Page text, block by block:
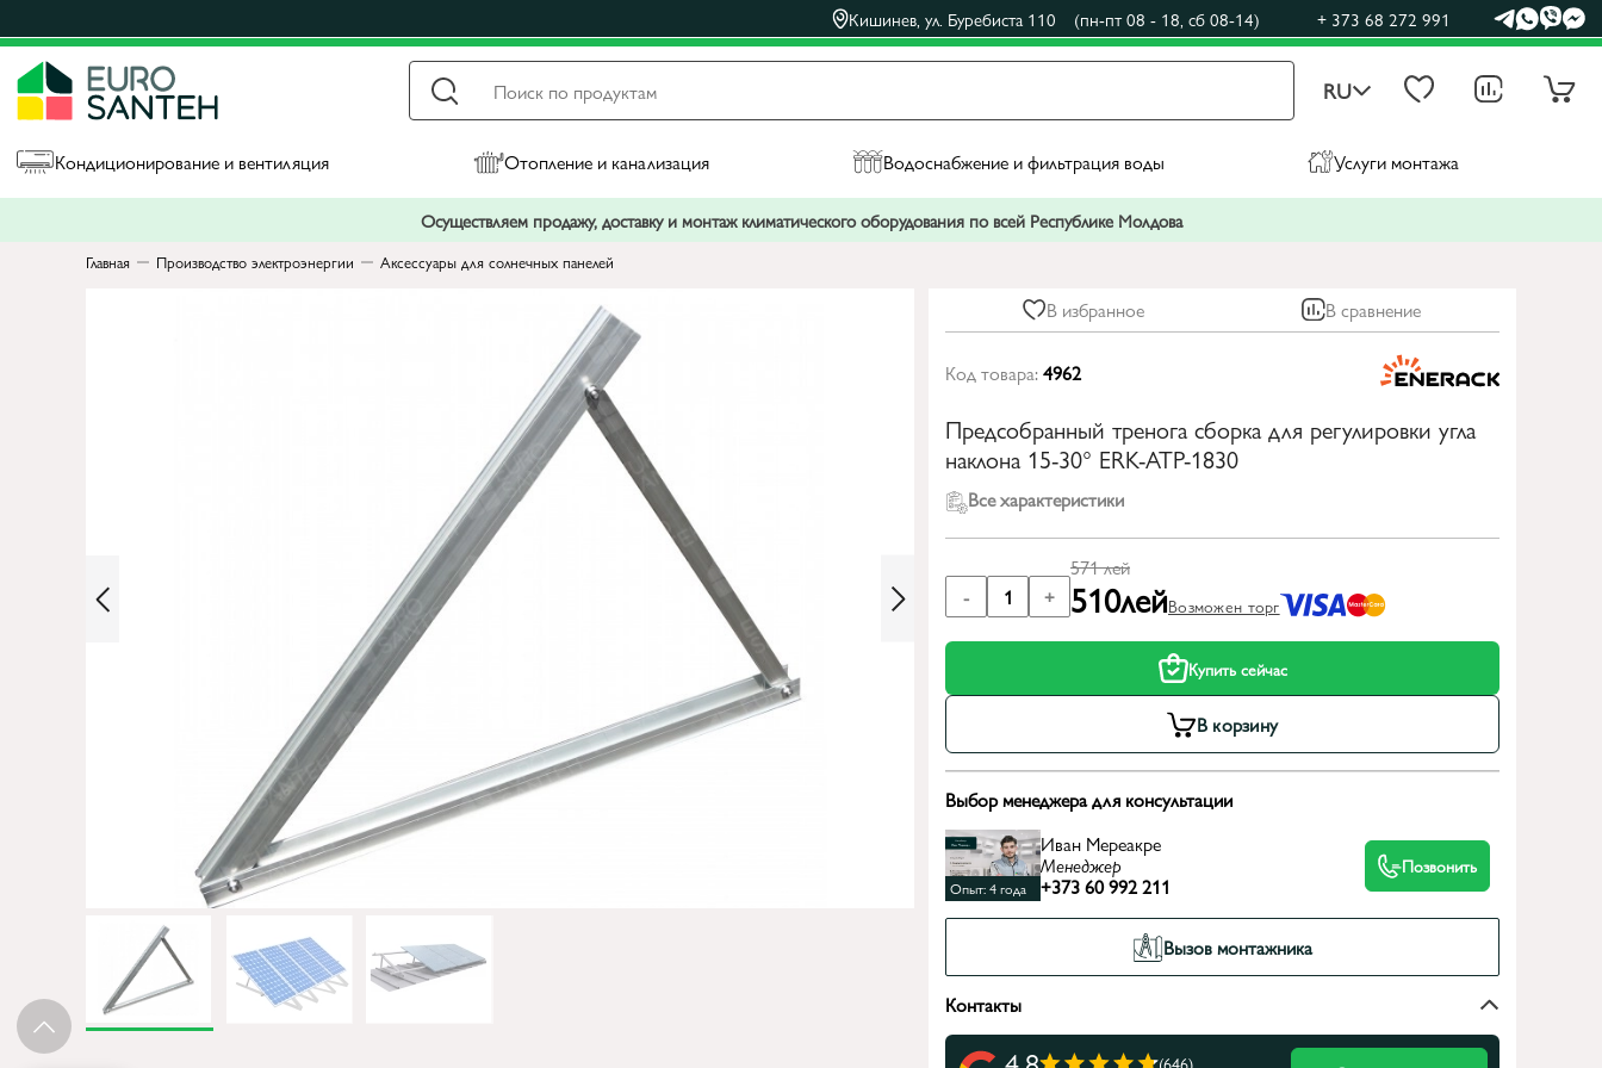
Кишинев, ул. Буребиста 110 (пн-пт 08 - 18, сб 08-14) + 373 68 272 991
RU
Кондиционирование и вентиляция Отопление и канализация Водоснабжение и фильтрация воды Услуги монтажа
Осуществляем продажу, доставку и монтаж климатического оборудования по всей Республике Молдова
Главная Производство электроэнергии Аксессуары для солнечных панелей
В избранное В сравнение
Код товара:4962
Предсобранный тренога сборка для регулировки угла
наклона 15-30° ERK-ATP-1830
Все характеристики
- 1 +
571лей
510лейВозможен торг
Купить сейчас
В корзину
Выбор менеджера для консультации
Опыт: 4 года
Иван Мереакре
Менеджер
+373 60 992 211
Позвонить
Вызов монтажника
Контакты
(646)